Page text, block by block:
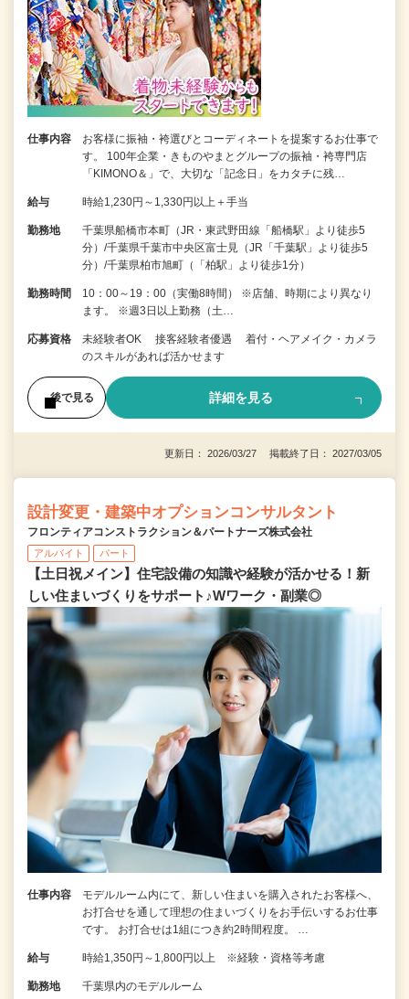
仕事内容
お客様に振袖・袴選びとコーディネートを提案するお仕事で
す。 100年企業・きものやまとグループの振袖・袴専門店
「KIMONO＆」で、大切な「記念日」をカタチに残…
給与 時給1,230円～1,330円以上＋手当
勤務地
千葉県船橋市本町（JR・東武野田線「船橋駅」より徒歩5
分）/千葉県千葉市中央区富士見（JR「千葉駅」より徒歩5
分）/千葉県柏市旭町（「柏駅」より徒歩1分）
勤務時間
10：00～19：00（実働8時間） ※店舗、時期により異なり
ます。 ※週3日以上勤務（土…
応募資格
未経験者OK 接客経験者優遇 着付・ヘアメイク・カメラ
のスキルがあれば活かせます
後で見る 詳細を見る
更新日： 2026/03/27 掲載終了日： 2027/03/05
設計変更・建築中オプションコンサルタント
フロンティアコンストラクション＆パートナーズ株式会社
アルバイト パート
【土日祝メイン】住宅設備の知識や経験が活かせる！新
しい住まいづくりをサポート♪Wワーク・副業◎
仕事内容
モデルルーム内にて、新しい住まいを購入されたお客様へ、
お打合せを通して理想の住まいづくりをお手伝いするお仕事
です。 お打合せは1組につき約2時間程度。 …
給与 時給1,350円～1,800円以上 ※経験・資格等考慮
勤務地 千葉県内のモデルルーム